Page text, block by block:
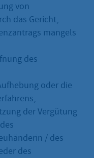
von
das Gericht,
mangels
des
oder die
der Vergütung
/ des
des